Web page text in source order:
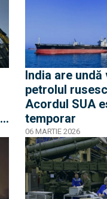
rusești
India are undă
petrolul
Acordul SUA
temporar
06 MARTIE 2026